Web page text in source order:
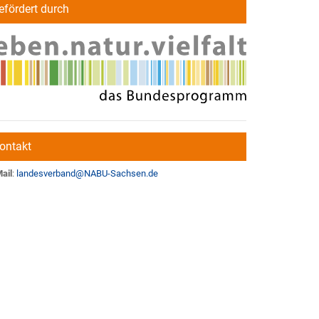
durch
: landesverband@NABU-Sachsen.de